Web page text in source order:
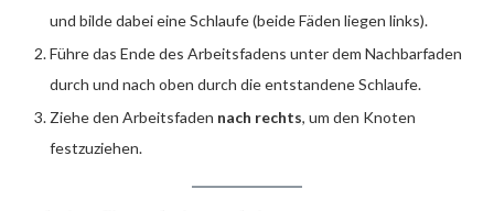
und bilde dabei eine Schlaufe (beide Fäden liegen links).
Führe das Ende des Arbeitsfadens unter dem Nachbarfaden
durch und nach oben durch die entstandene Schlaufe.
Ziehe den Arbeitsfaden nach rechts, um den Knoten
festzuziehen.